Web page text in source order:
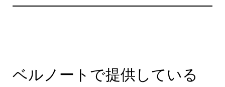
ベルノートで提供している